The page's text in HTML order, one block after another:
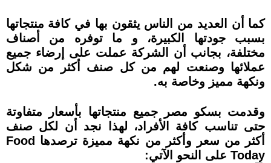
كما أن العديد من الناس يثقون بها في كافة منتجاتها
بسبب جودتها الكبيرة، و ما توفره من أصناف
مختلفة، بجانب أن الشركة عملت على إرضاء جميع
عملائها وصنعت لهم من كل صنف أكثر من شكل
ونكهة مميز وخاصة به.
وقدمت بسكو مصر جميع منتجاتها بأسعار متفاوتة
حتى تناسب كافة الأفراد، لهذا نجد أن لكل صنف
أكثر من سعر وأكثر من نكهة مميزة ترصدها Food
Today على النحو الآتي: